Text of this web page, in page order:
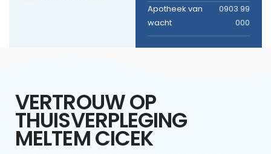
Apotheek van
wacht
0903 99
000
VERTROUW OP
THUISVERPLEGING
MELTEM CICEK